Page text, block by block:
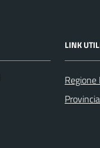
LINK